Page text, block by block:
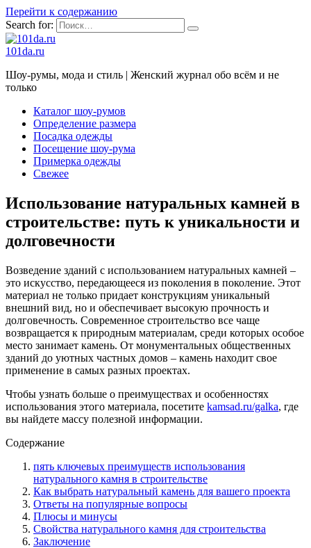
Перейти к содержанию
Search for:
101da.ru
Шоу-румы, мода и стиль | Женский журнал обо всём и не
только
Каталог шоу-румов
Определение размера
Посадка одежды
Посещение шоу-рума
Примерка одежды
Свежее
Использование натуральных камней в
строительстве: путь к уникальности и
долговечности
Возведение зданий с использованием натуральных камней –
это искусство, передающееся из поколения в поколение. Этот
материал не только придает конструкциям уникальный
внешний вид, но и обеспечивает высокую прочность и
долговечность. Современное строительство все чаще
возвращается к природным материалам, среди которых особое
место занимает камень. От монументальных общественных
зданий до уютных частных домов – камень находит свое
применение в самых разных проектах.
Чтобы узнать больше о преимуществах и особенностях
использования этого материала, посетите kamsad.ru/galka, где
вы найдете массу полезной информации.
Содержание
пять ключевых преимуществ использования
натурального камня в строительстве
Как выбрать натуральный камень для вашего проекта
Ответы на популярные вопросы
Плюсы и минусы
Свойства натурального камня для строительства
Заключение